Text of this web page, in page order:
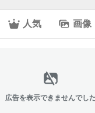
人気 画像
広告を表示できませんでした